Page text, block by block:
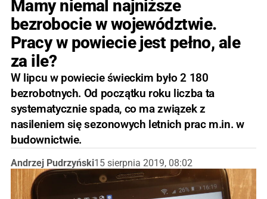
Mamy niemal najniższe
bezrobocie w województwie.
Pracy w powiecie jest pełno, ale
za ile?
W lipcu w powiecie świeckim było 2 180
bezrobotnych. Od początku roku liczba ta
systematycznie spada, co ma związek z
nasileniem się sezonowych letnich prac m.in. w
budownictwie.
Andrzej Pudrzyński15 sierpnia 2019, 08:02